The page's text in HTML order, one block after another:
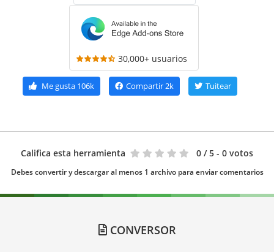
30,000+ usuarios
Me gusta106k Compartir2k Tuitear
Califica esta herramienta 0 / 5 - 0 votos
Debes convertir y descargar al menos 1 archivo para enviar comentarios
CONVERSOR